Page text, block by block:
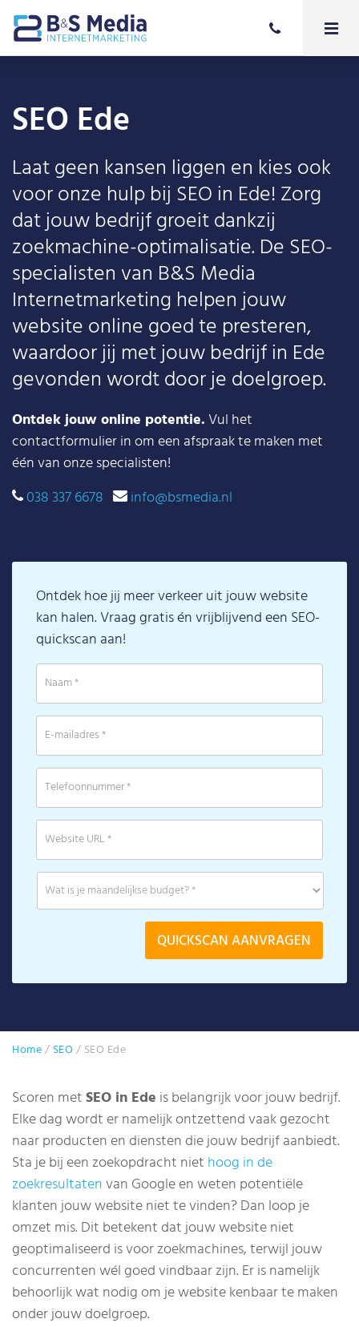
SEO Ede
Laat geen kansen liggen en kies ook
voor onze hulp bij SEO in Ede! Zorg
dat jouw bedrijf groeit dankzij
zoekmachine-optimalisatie. De SEO-
specialisten van B&S Media
Internetmarketing helpen jouw
website online goed te presteren,
waardoor jij met jouw bedrijf in Ede
gevonden wordt door je doelgroep.
Ontdek jouw online potentie.Vul het
contactformulier in om een afspraak te maken met
één van onze specialisten!
038 337 6678
info@bsmedia.nl
Ontdek hoe jij meer verkeer uit jouw website
kan halen. Vraag gratis én vrijblijvend een SEO-
quickscan aan!
Home/ SEO/ SEO Ede
Scoren metSEO in Ede is belangrijk voor jouw bedrijf.
Elke dag wordt er namelijk ontzettend vaak gezocht
naar producten en diensten die jouw bedrijf aanbiedt.
Sta je bij een zoekopdracht niet hoog in de
zoekresultatenvan Google en weten potentiële
klanten jouw website niet te vinden? Dan loop je
omzet mis. Dit betekent dat jouw website niet
geoptimaliseerd is voor zoekmachines, terwijl jouw
concurrenten wél goed vindbaar zijn. Er is namelijk
behoorlijk wat nodig om je website kenbaar te maken
onder jouw doelgroep.